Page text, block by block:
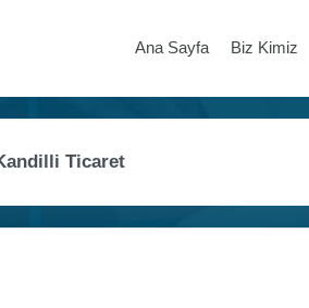
Ana Sayfa Biz Kimiz